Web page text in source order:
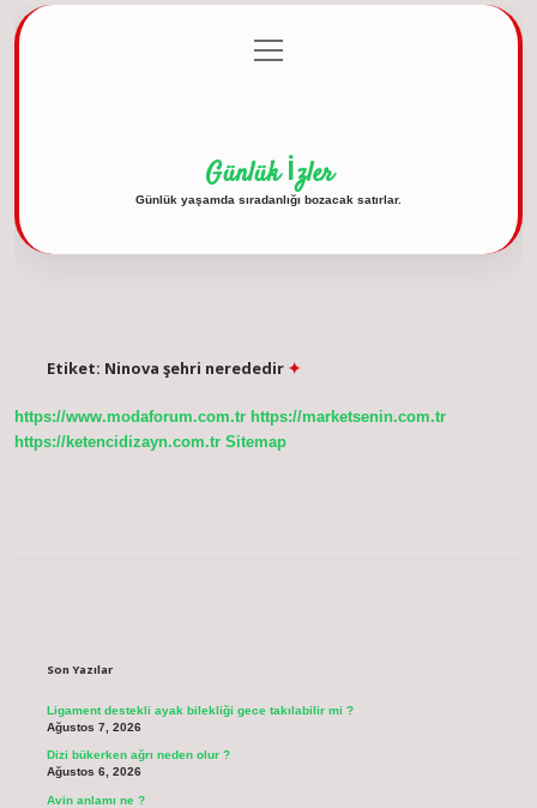
Gizlilik Politikası
menüyü
aç
Günlük İzler
Günlük yaşamda sıradanlığı bozacak satırlar.
Etiket: Ninova şehri nerededir
https://www.modaforum.com.tr https://marketsenin.com.tr
https://ketencidizayn.com.tr Sitemap
Son Yazılar
Ligament destekli ayak bilekliği gece takılabilir mi ?
Ağustos 7, 2026
Dizi bükerken ağrı neden olur ?
Ağustos 6, 2026
Avin anlamı ne ?